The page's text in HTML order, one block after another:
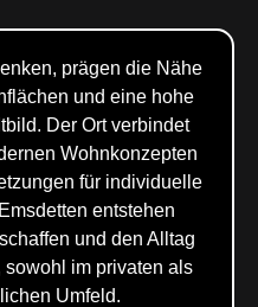
prägen die Nähe
und eine hohe
Der Ort verbindet
Wohnkonzepten
für individuelle
entstehen
und den Alltag
im privaten als
Umfeld.